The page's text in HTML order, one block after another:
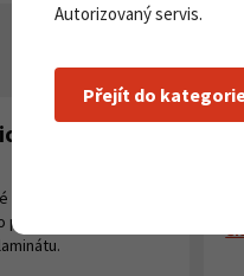
a tkaninou
instruktážní video,
potřebujete
Autorizovaný servis.
Přejít do